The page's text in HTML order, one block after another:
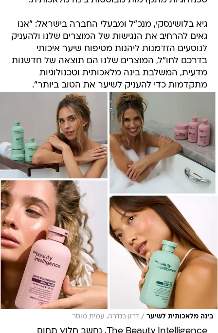
גיא בלושינסקי, מנכ"ל ומבעלי החברה בישראל: "אנו
גאים להרחיב את הנגישות של המוצרים שלנו ולהעניק
לנוסעים הזדמנות ליהנות מטיפוח שיער איכותי
בדרכם לחו"ל, המוצרים שלנו הם תוצאה של חדשנות
מדעית, המשלבת בינה מלאכותית וטכנולוגיות
מתקדמות כדי להעניק לשיער את הטוב ביותר".
בינה מלאכותית לשיער / דרון בנדרה, עמית מוסר
The Beauty Intelligence, נחשב חלוץ תחום